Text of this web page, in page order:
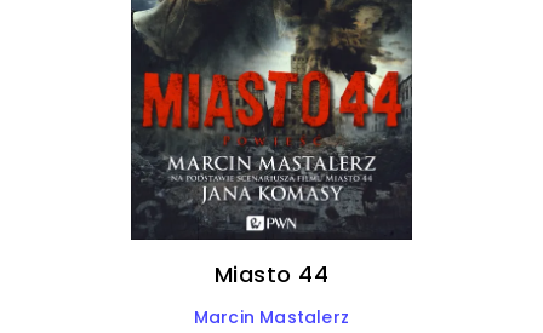
Miasto 44
Marcin Mastalerz